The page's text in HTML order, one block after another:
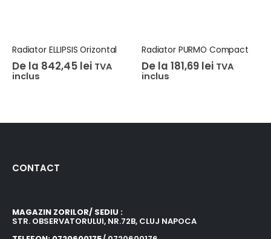
Radiator ELLIPSIS Orizontal
De la 842,45 lei TVA
inclus
Radiator PURMO Compact
De la 181,69 lei TVA
inclus
CONTACT
MAGAZIN ZORILOR/ SEDIU :
STR. OBSERVATORULUI, NR.72B, CLUJ NAPOCA